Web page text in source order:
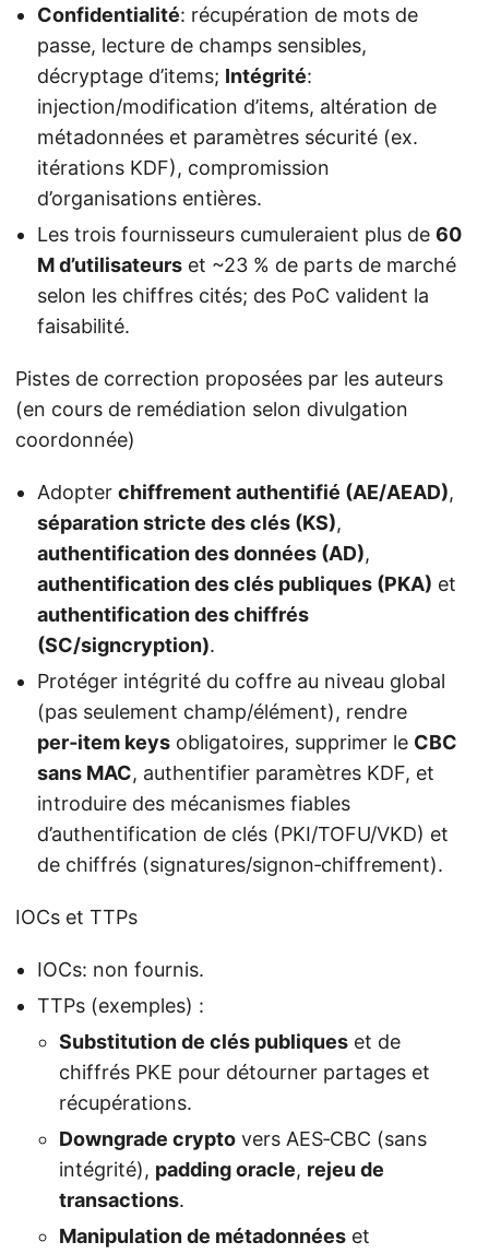
Confidentialité: récupération de mots de
passe, lecture de champs sensibles,
décryptage d’items; Intégrité:
injection/modification d’items, altération de
métadonnées et paramètres sécurité (ex.
itérations KDF), compromission
d’organisations entières.
Les trois fournisseurs cumuleraient plus de 60
M d’utilisateurs et ~23 % de parts de marché
selon les chiffres cités; des PoC valident la
faisabilité.
Pistes de correction proposées par les auteurs
(en cours de remédiation selon divulgation
coordonnée)
Adopter chiffrement authentifié (AE/AEAD),
séparation stricte des clés (KS),
authentification des données (AD),
authentification des clés publiques (PKA) et
authentification des chiffrés
(SC/signcryption).
Protéger intégrité du coffre au niveau global
(pas seulement champ/élément), rendre
per‑item keys obligatoires, supprimer le CBC
sans MAC, authentifier paramètres KDF, et
introduire des mécanismes fiables
d’authentification de clés (PKI/TOFU/VKD) et
de chiffrés (signatures/signon‑chiffrement).
IOCs et TTPs
IOCs: non fournis.
TTPs (exemples) :
Substitution de clés publiques et de
chiffrés PKE pour détourner partages et
récupérations.
Downgrade crypto vers AES‑CBC (sans
intégrité), padding oracle, rejeu de
transactions.
Manipulation de métadonnées et